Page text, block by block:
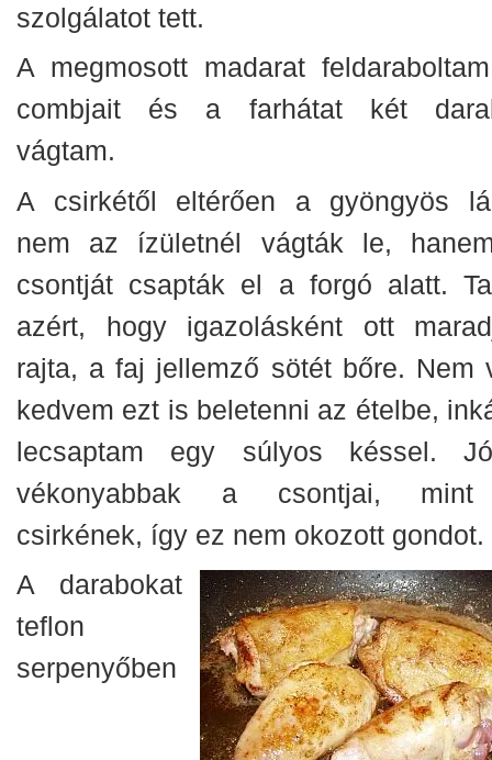
szolgálatot tett.
A megmosott madarat
combjait és a farhátat két
vágtam.
A csirkétől eltérően a gyöngyös
nem az ízületnél vágták le,
csontját csapták el a forgó alatt.
azért, hogy igazolásként ott
rajta, a faj jellemző sötét bőre. Nem
kedvem ezt is beletenni az ételbe,
lecsaptam egy súlyos késsel.
vékonyabbak a csontjai,
csirkének, így ez nem okozott gondot.
A darabokat
teflon
serpenyőben